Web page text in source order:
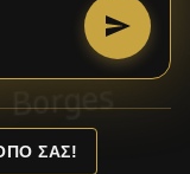
ΣΑΣ!